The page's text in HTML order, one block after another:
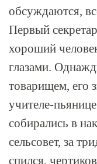
обсуждаются,
Первый
хороший
глазами.
товарищем, его
учителе-
собирались в
сельсовет, за
спился,